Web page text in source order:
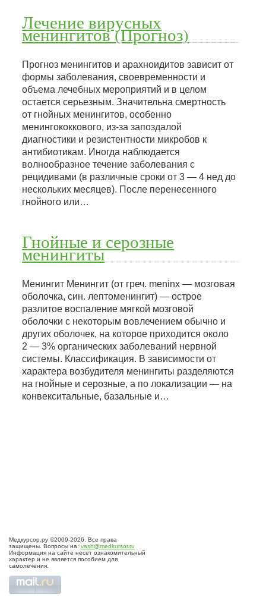
Лечение вирусных
менингитов (Прогноз)
Прогноз менингитов и арахноидитов зависит от
формы заболевания, своевременности и
объема лечебных мероприятий и в целом
остается серьезным. Значительна смертность
от гнойных менингитов, особенно
менингококкового, из-за запоздалой
диагностики и резистентности микробов к
антибиотикам. Иногда наблюдается
волнообразное течение заболевания с
рецидивами (в различные сроки от 3 — 4 нед до
нескольких месяцев). После перенесенного
гнойного или…
Гнойные и серозные
менингиты
Менингит Менингит (от греч. meninx — мозговая
оболочка, син. лептоменингит) — острое
разлитое воспаление мягкой мозговой
оболочки с некоторым вовлечением обычно и
других оболочек, на которое приходится около
2 — 3% органических заболеваний нервной
системы. Классификация. В зависимости от
характера возбудителя менингиты разделяются
на гнойные и серозные, а по локализации — на
конвекситальные, базальные и…
Медкурсор.ру ©2009-2026. Все права
защищены. Вопросы на: vash@medkursor.ru
Информация на сайте несет ознакомительный
характер и не является пособием для
самолечения.